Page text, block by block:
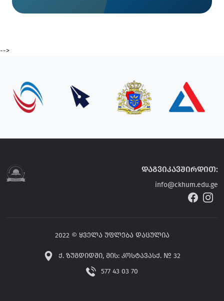
-->
დაგვიკავშირდით:
info@ckhum.edu.ge
2022 © ყველა უფლება დაცულია
ქ. ზუგდიდში, მის: კოსტავასქ. № 32
577 43 03 70